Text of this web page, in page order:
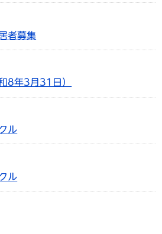
者募集
8年3月31日）
ル
ル